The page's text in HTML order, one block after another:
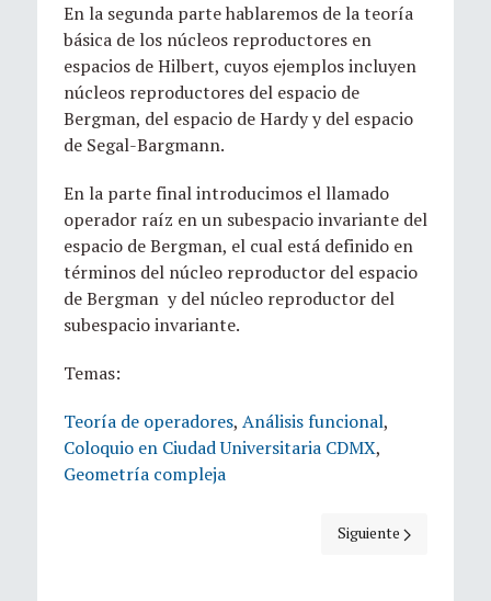
En la segunda parte hablaremos de la teoría
básica de los núcleos reproductores en
espacios de Hilbert, cuyos ejemplos incluyen
núcleos reproductores del espacio de
Bergman, del espacio de Hardy y del espacio
de Segal-Bargmann.
En la parte final introducimos el llamado
operador raíz en un subespacio invariante del
espacio de Bergman, el cual está definido en
términos del núcleo reproductor del espacio
de Bergman y del núcleo reproductor del
subespacio invariante.
Temas:
Teoría de operadores, Análisis funcional,
Coloquio en Ciudad Universitaria CDMX,
Geometría compleja
Artículo siguiente:
Siguiente